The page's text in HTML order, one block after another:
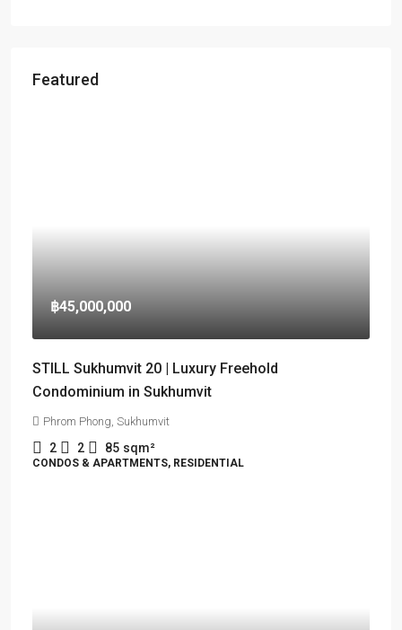
Featured
฿45,000,000
STILL Sukhumvit 20 | Luxury Freehold
Condominium in Sukhumvit
Phrom Phong, Sukhumvit
2 2 85 sqm²
CONDOS & APARTMENTS, RESIDENTIAL